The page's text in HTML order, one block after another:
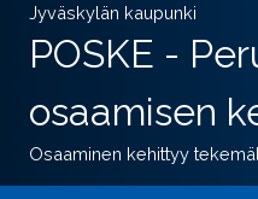
Jyväskylän kaupunki
POSKE -
osaamisen
Osaaminen kehittyy